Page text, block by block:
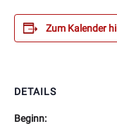
Zum Kalender
DETAILS
Beginn: